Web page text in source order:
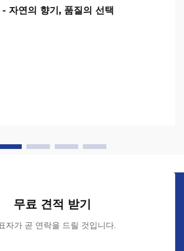
자연의 향기, 품질의 선택
무료 견적 받기
자가 곧 연락을 드릴 것입니다.